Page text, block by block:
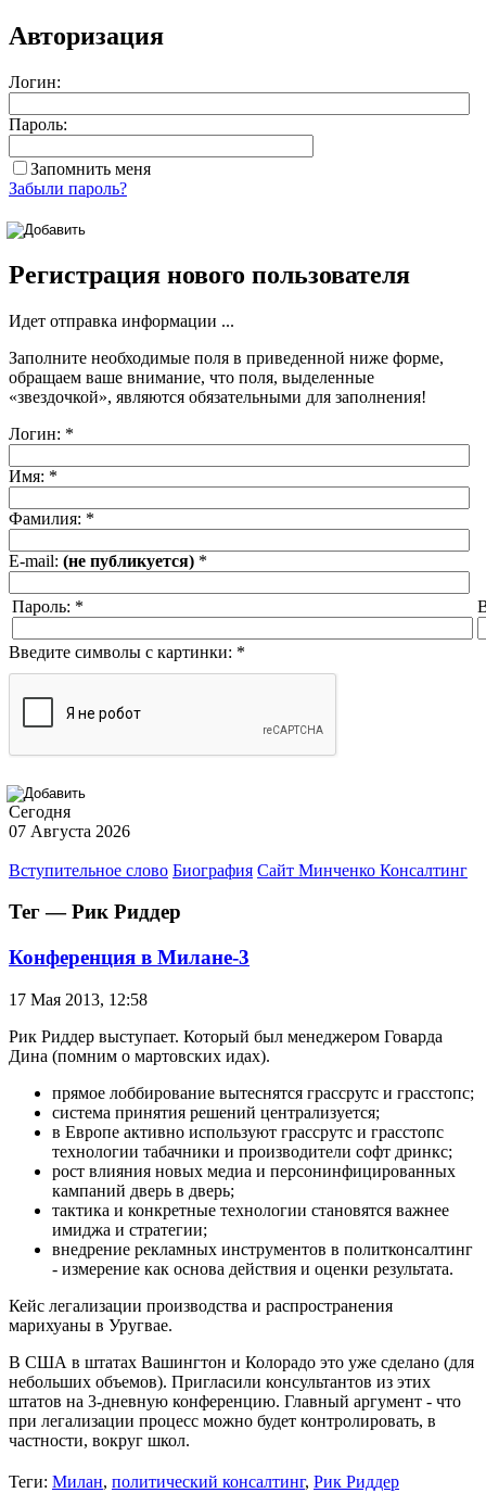
Авторизация
Логин:
Пароль:
Запомнить меня
Забыли пароль?
Регистрация нового пользователя
Идет отправка информации ...
Заполните необходимые поля в приведенной ниже форме,
обращаем ваше внимание, что поля, выделенные
«звездочкой», являются обязательными для заполнения!
Логин: *
Имя: *
Фамилия: *
E-mail: (не публикуется) *
Пароль: *
Введите символы с картинки: *
Сегодня
07 Августа 2026
Вступительное слово Биография Сайт Минченко Консалтинг
Тег — Рик Риддер
Конференция в Милане-3
17 Мая 2013, 12:58
Рик Риддер выступает. Который был менеджером Говарда
Дина (помним о мартовских идах).
прямое лоббирование вытеснятся грассрутс и грасстопс;
система принятия решений централизуется;
в Европе активно используют грассрутс и грасстопс
технологии табачники и производители софт дринкс;
рост влияния новых медиа и персонинфицированных
кампаний дверь в дверь;
тактика и конкретные технологии становятся важнее
имиджа и стратегии;
внедрение рекламных инструментов в политконсалтинг
- измерение как основа действия и оценки результата.
Кейс легализации производства и распространения
марихуаны в Уругвае.
В США в штатах Вашингтон и Колорадо это уже сделано (для
небольших объемов). Пригласили консультантов из этих
штатов на 3-дневную конференцию. Главный аргумент - что
при легализации процесс можно будет контролировать, в
частности, вокруг школ.
Теги: Милан, политический консалтинг, Рик Риддер